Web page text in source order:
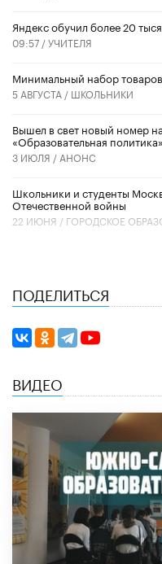
​Яндекс обучил более 20
09:57 /УЧИТЕЛЯ
Минимальный набор
5 АВГУСТА / ШКОЛЬНИКИ
Вышел в свет новый номер
«Образовательная
3 ИЮЛЯ / АНОНС
Школьники и студенты
Отечественной войны
22 ИЮНЯ / ГОРОДСКОЕ
ПОДЕЛИТЬСЯ
ВИДЕО